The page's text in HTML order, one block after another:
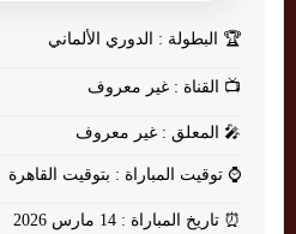
🏆 البطولة : الدوري الألماني
📺 القناة : غير معروف
🎤 المعلق : غير معروف
⌚ توقيت المباراة : بتوقيت القاهرة
⏰ تاريخ المباراة : 14 مارس 2026